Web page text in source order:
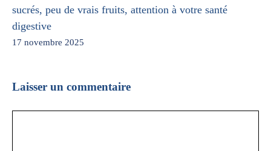
sucrés, peu de vrais fruits, attention à votre santé
digestive
17 novembre 2025
Laisser un commentaire